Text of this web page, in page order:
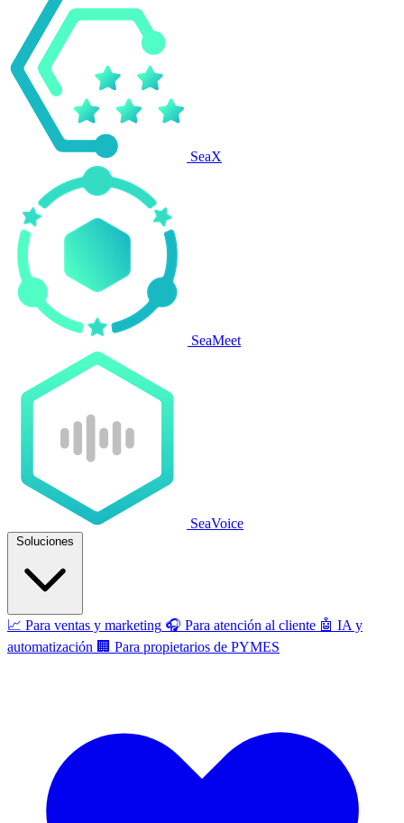
SeaX
SeaMeet
SeaVoice
Soluciones
📈 Para ventas y marketing 🎧 Para atención al cliente 🤖 IA y
automatización 🏢 Para propietarios de PYMES